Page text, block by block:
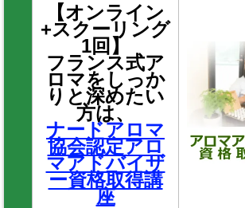
【オンライン
+スクーリング
1回】
フランス式ア
ロマをしっか
りと深めたい
方は、
ナードアロマ
協会認定アロ
マアドバイザ
ー資格取得講
座